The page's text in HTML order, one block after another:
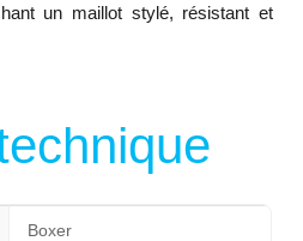
un maillot stylé, résistant et
Boxer